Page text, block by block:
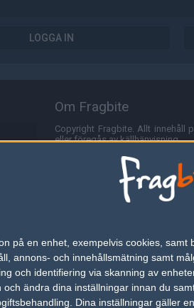
på en enhet, exempelvis cookies,
annons- och innehållsmätning samt
och identifiering via skanning av
ändra dina inställningar innan du
Dina inställningar gäller
LOGGA IN
Om Fragbite
Copyright Fragbite. Allt innehåll
eller föregås av källhänvisning.
Alla åsikter uttryckta på
Programmering och design av
Fragbite använder cookies för
omröstningar och för att föra
besöka Fragbite. Den här
Annonsering